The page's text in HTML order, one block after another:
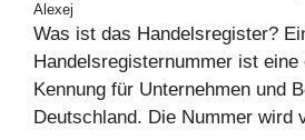
Alexej
Was ist das Handelsregister?
Handelsregisternummer ist eine
Kennung für Unternehmen und
Deutschland. Die Nummer wird